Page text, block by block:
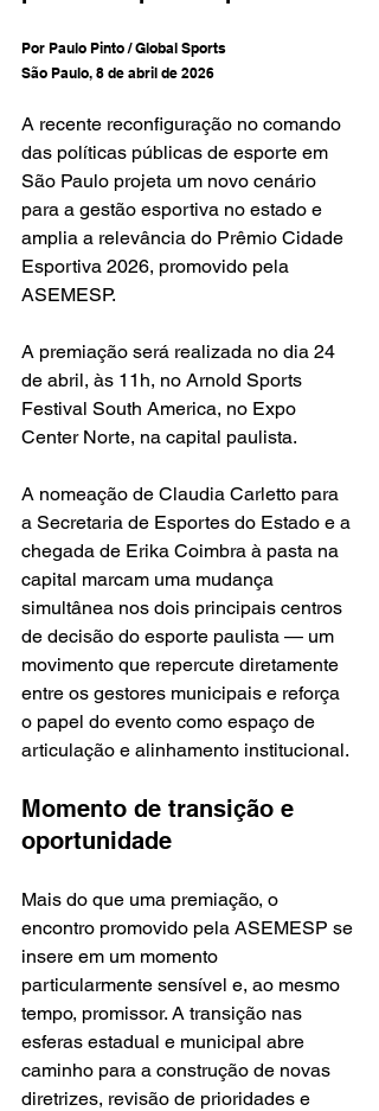
Por Paulo Pinto / Global Sports
São Paulo, 8 de abril de 2026
A recente reconfiguração no comando
das políticas públicas de esporte em
São Paulo projeta um novo cenário
para a gestão esportiva no estado e
amplia a relevância do Prêmio Cidade
Esportiva 2026, promovido pela
ASEMESP.
A premiação será realizada no dia 24
de abril, às 11h, no Arnold Sports
Festival South America, no Expo
Center Norte, na capital paulista.
A nomeação de Claudia Carletto para
a Secretaria de Esportes do Estado e a
chegada de Erika Coimbra à pasta na
capital marcam uma mudança
simultânea nos dois principais centros
de decisão do esporte paulista — um
movimento que repercute diretamente
entre os gestores municipais e reforça
o papel do evento como espaço de
articulação e alinhamento institucional.
Momento de transição e
oportunidade
Mais do que uma premiação, o
encontro promovido pela ASEMESP se
insere em um momento
particularmente sensível e, ao mesmo
tempo, promissor. A transição nas
esferas estadual e municipal abre
caminho para a construção de novas
diretrizes, revisão de prioridades e